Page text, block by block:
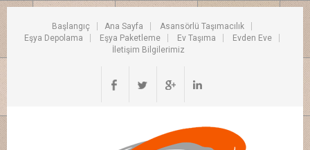
Başlangıç Ana Sayfa
Asansörlü Taşımacılık
Eşya Depolama
Eşya Paketleme Ev Taşıma
Evden Eve
İletişim Bilgilerimiz